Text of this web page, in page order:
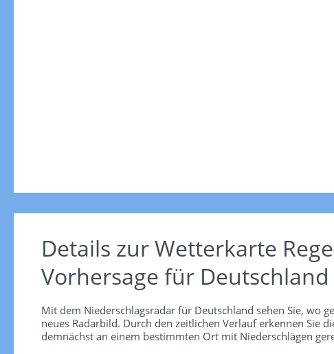
Details zur Wetterkarte
Vorhersage für Deutschland
Mit dem Niederschlagsradar für Deutschland sehen Sie, wo
neues Radarbild. Durch den zeitlichen Verlauf erkennen Sie
demnächst an einem bestimmten Ort mit Niederschlägen